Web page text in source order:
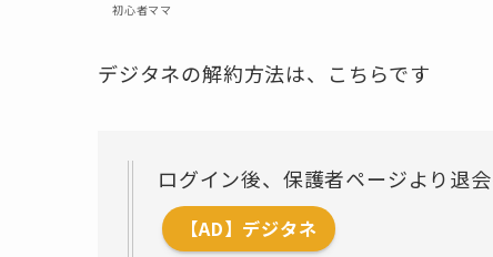
初心者ママ
デジタネの解約方法は、こちらです
ログイン後、保護者ページより退
【AD】デジタネ